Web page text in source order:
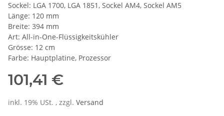
Sockel: LGA 1700, LGA 1851, Sockel AM4, Sockel AM5
Länge: 120 mm
Breite: 394 mm
Art: All-in-One-Flüssigkeitskühler
Grösse: 12 cm
Farbe: Hauptplatine, Prozessor
101,41 €
inkl. 19% USt. , zzgl. Versand